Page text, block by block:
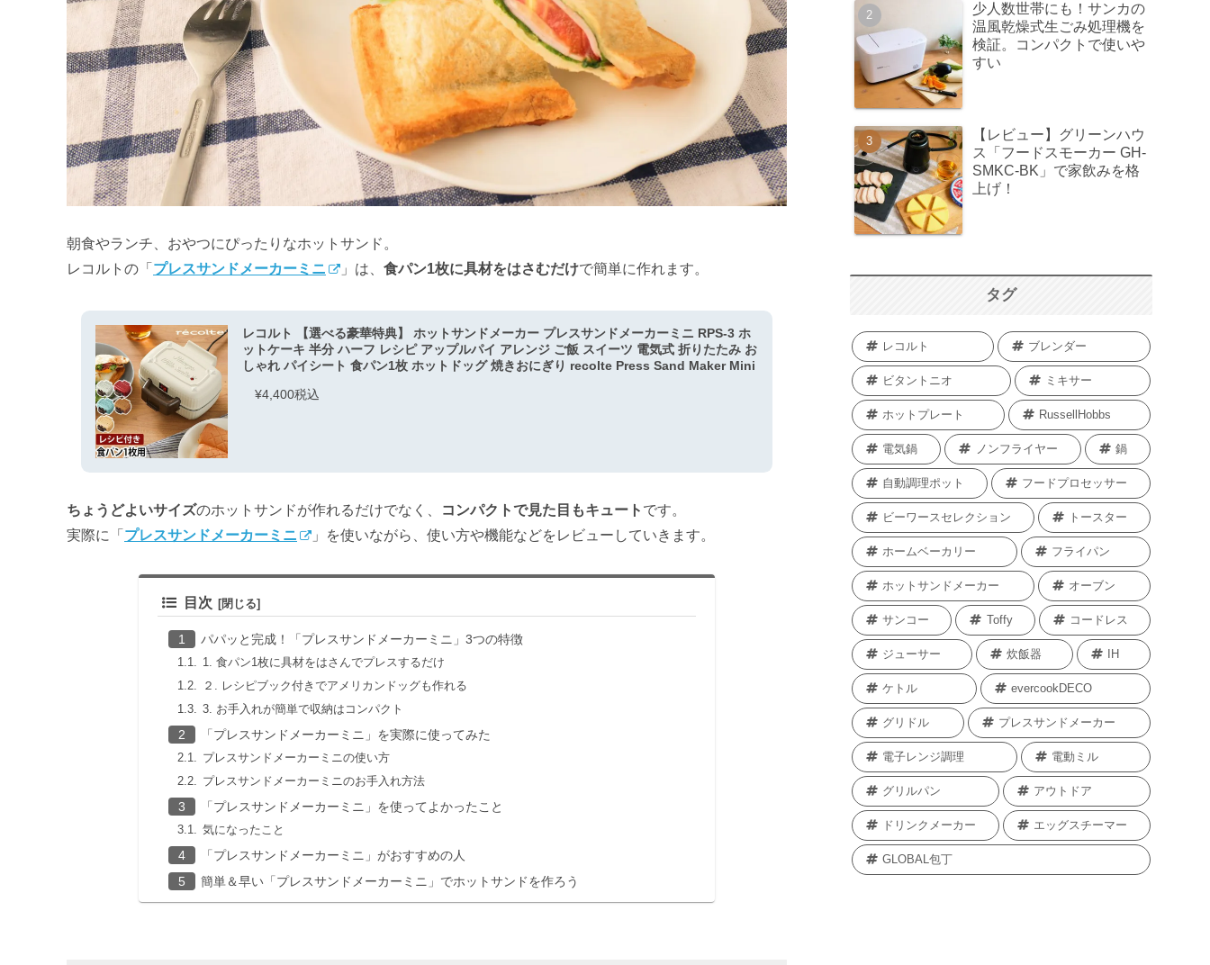
朝食やランチ、おやつにぴったりなホットサンド。
レコルトの「 プレスサンドメーカーミニ 」は、 食パン1枚に具材をはさむだけで簡単に作れます。
レコルト 【選べる豪華特典】 ホットサンドメーカー プレスサンドメーカーミニ RPS-3 ホ
ットケーキ 半分 ハーフ レシピ アップルパイ アレンジ ご飯 スイーツ 電気式 折りたたみ お
しゃれ パイシート 食パン1枚 ホットドッグ 焼きおにぎり recolte Press Sand Maker Mini
¥4,400税込
ちょうどよいサイズのホットサンドが作れるだけでなく、 コンパクトで見た目もキュート です。
実際に「 プレスサンドメーカーミニ 」を使いながら、使い方や機能などをレビューしていきます。
目次
パパッと完成！「プレスサンドメーカーミニ」3つの特徴
1. 食パン1枚に具材をはさんでプレスするだけ
２. レシピブック付きでアメリカンドッグも作れる
3. お手入れが簡単で収納はコンパクト
「プレスサンドメーカーミニ」を実際に使ってみた
プレスサンドメーカーミニの使い方
プレスサンドメーカーミニのお手入れ方法
「プレスサンドメーカーミニ」を使ってよかったこと
気になったこと
「プレスサンドメーカーミニ」がおすすめの人
簡単＆早い「プレスサンドメーカーミニ」でホットサンドを作ろう
少人数世帯にも！サンカの
温風乾燥式生ごみ処理機を
検証。コンパクトで使いや
すい
【レビュー】グリーンハウ
ス「フードスモーカー GH-
SMKC-BK」で家飲みを格
上げ！
タグ
レコルト ブレンダー
ビタントニオ ミキサー
ホットプレート RussellHobbs
電気鍋 ノンフライヤー 鍋
自動調理ポット フードプロセッサー
ビーワースセレクション トースター
ホームベーカリー フライパン
ホットサンドメーカー オーブン
サンコー Toffy コードレス
ジューサー 炊飯器 IH
ケトル evercookDECO
グリドル プレスサンドメーカー
電子レンジ調理 電動ミル
グリルパン アウトドア
ドリンクメーカー エッグスチーマー
GLOBAL包丁